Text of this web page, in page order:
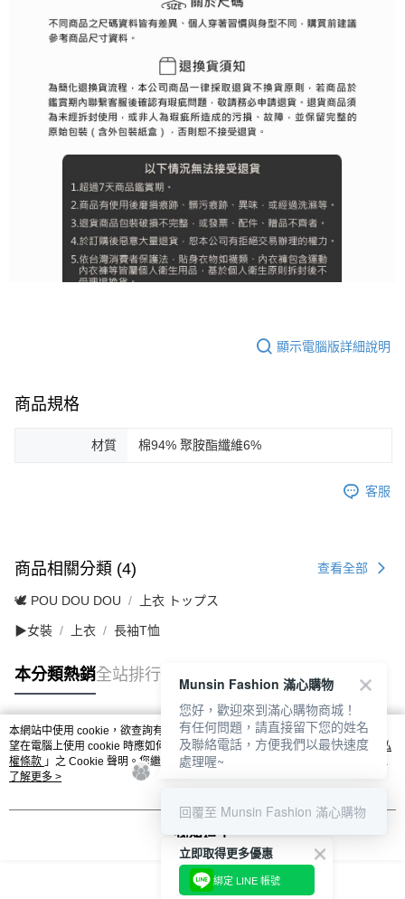
顯示電腦版詳細說明
商品規格
材質 棉94% 聚胺酯纖維6%
客服
商品相關分類 (4) 查看全部
🕊️ POU DOU DOU 上衣 トップス
▶女裝 上衣 長袖T恤
本分類熱銷全站排行
熱門標籤
本網站中使用 cookie，欲查詢有關本網站使用 cookie 方式之詳情，及若您不希
望在電腦上使用 cookie 時應如何變更電腦的 cookie 設定，請參閱本網站「
隱私
權條款 」之 Cookie 聲明。您繼續使用本網站即表示您同意本公司得按本網站使
用條款之 Cookie 聲明使用 cookie。
了解更多 >
我知道了
立即取得更多優惠
綁定 LINE 帳號
Munsin Fashion 滿心購物
您好，歡迎來到滿心購物商城！
有任何問題，請直接留下您的姓名
及聯絡電話，方便我們以最快速度
處理喔~
回覆至 Munsin Fashion 滿心購物